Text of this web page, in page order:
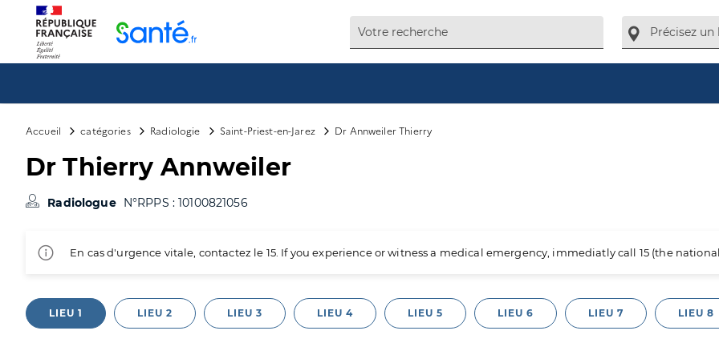
Accueil catégories Radiologie Saint-Priest-en-Jarez Dr Annweiler Thierry
Dr Thierry Annweiler
Radiologue N°RPPS : 10100821056
En cas d'urgence vitale, contactez le 15. If you experience or witness a medical emergency, immediatly call 15 (the
LIEU 1 LIEU 2 LIEU 3 LIEU 4 LIEU 5 LIEU 6 LIEU 7 LIEU 8
Panneau de gestion des cookies